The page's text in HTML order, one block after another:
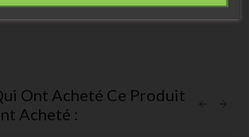
Ont Acheté Ce Produit
Acheté :